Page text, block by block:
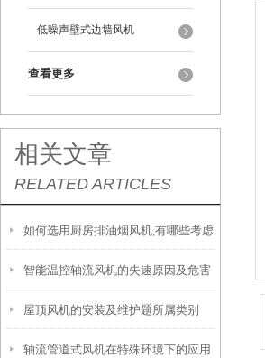
低噪声壁式边墙风机
查看更多
相关文章
RELATED ARTICLES
如何选用厨房排油烟风机,有哪些考虑
因素
智能温控轴流风机的失速原因及危害
性
屋顶风机的安装及维护题所属类别
轴流管道式风机在特殊环境下的应用